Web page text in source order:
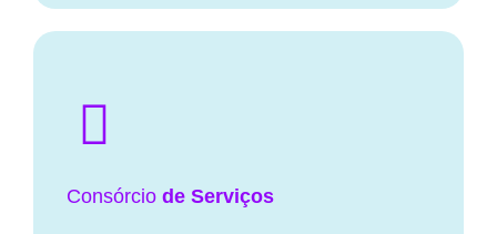
Consórcio de Serviços